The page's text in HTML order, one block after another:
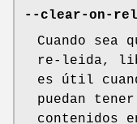
--clear-on-
Cuando sea
re-leida,
es útil
puedan
contenidos